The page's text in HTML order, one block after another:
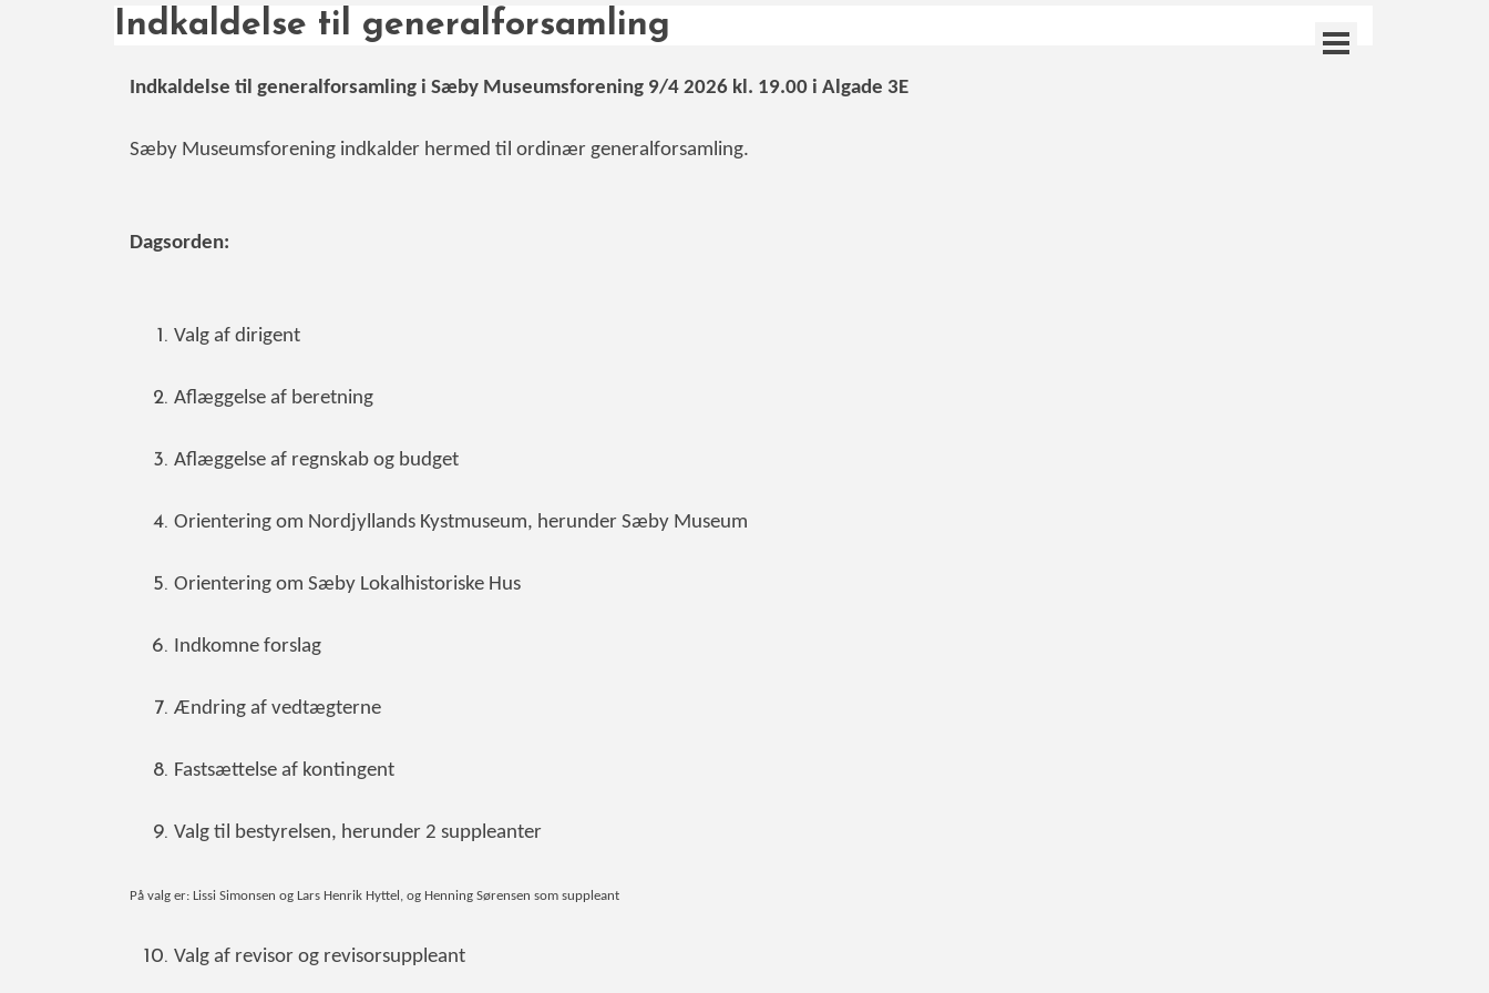
Indkaldelse til generalforsamling
Indkaldelse til generalforsamling i Sæby Museumsforening 9/4 2026 kl. 19.00 i Algade 3E
Sæby Museumsforening indkalder hermed til ordinær generalforsamling.
Dagsorden:
Valg af dirigent
Aflæggelse af beretning
Aflæggelse af regnskab og budget
Orientering om Nordjyllands Kystmuseum, herunder Sæby Museum
Orientering om Sæby Lokalhistoriske Hus
Indkomne forslag
Ændring af vedtægterne
Fastsættelse af kontingent
Valg til bestyrelsen, herunder 2 suppleanter
På valg er: Lissi Simonsen og Lars Henrik Hyttel, og Henning Sørensen som suppleant
Valg af revisor og revisorsuppleant